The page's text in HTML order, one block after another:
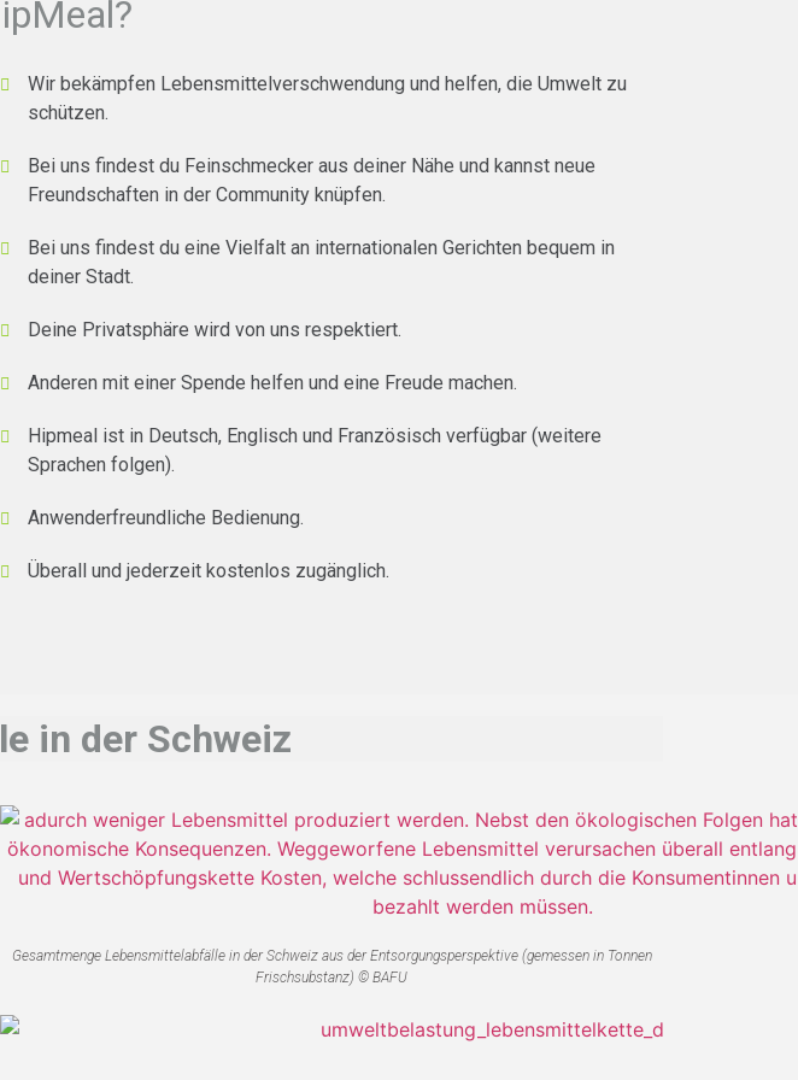
Wir bekämpfen Lebensmittelverschwendung und helfen, die Umwelt zu
schützen.
Bei uns findest du Feinschmecker aus deiner Nähe und kannst neue
Freundschaften in der Community knüpfen.
Bei uns findest du eine Vielfalt an internationalen Gerichten bequem in
deiner Stadt.
Deine Privatsphäre wird von uns respektiert.
Anderen mit einer Spende helfen und eine Freude machen.
Hipmeal ist in Deutsch, Englisch und Französisch verfügbar (weitere
Sprachen folgen).
Anwenderfreundliche Bedienung.
Überall und jederzeit kostenlos zugänglich.
in der Schweiz
Gesamtmenge Lebensmittelabfälle in der Schweiz aus der Entsorgungsperspektive (gemessen in Tonnen
Frischsubstanz) © BAFU